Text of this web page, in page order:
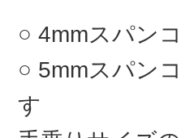
4mmスパン
5mmスパン
す